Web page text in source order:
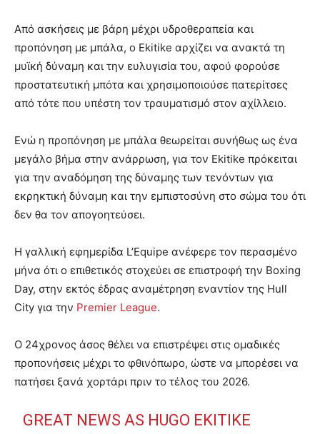
Από ασκήσεις με βάρη μέχρι υδροθεραπεία και
προπόνηση με μπάλα, ο Ekitike αρχίζει να ανακτά τη
μυϊκή δύναμη και την ευλυγισία του, αφού φορούσε
προστατευτική μπότα και χρησιμοποιούσε πατερίτσες
από τότε που υπέστη τον τραυματισμό στον αχίλλειο.
Ενώ η προπόνηση με μπάλα θεωρείται συνήθως ως ένα
μεγάλο βήμα στην ανάρρωση, για τον Ekitike πρόκειται
για την αναδόμηση της δύναμης των τενόντων για
εκρηκτική δύναμη και την εμπιστοσύνη στο σώμα του ότι
δεν θα τον απογοητεύσει.
Η γαλλική εφημερίδα L’Equipe ανέφερε τον περασμένο
μήνα ότι ο επιθετικός στοχεύει σε επιστροφή την Boxing
Day, στην εκτός έδρας αναμέτρηση εναντίον της Hull
City για την Premier League.
Ο 24χρονος άσος θέλει να επιστρέψει στις ομαδικές
προπονήσεις μέχρι το φθινόπωρο, ώστε να μπορέσει να
πατήσει ξανά χορτάρι πριν το τέλος του 2026.
GREAT NEWS AS HUGO EKITIKE